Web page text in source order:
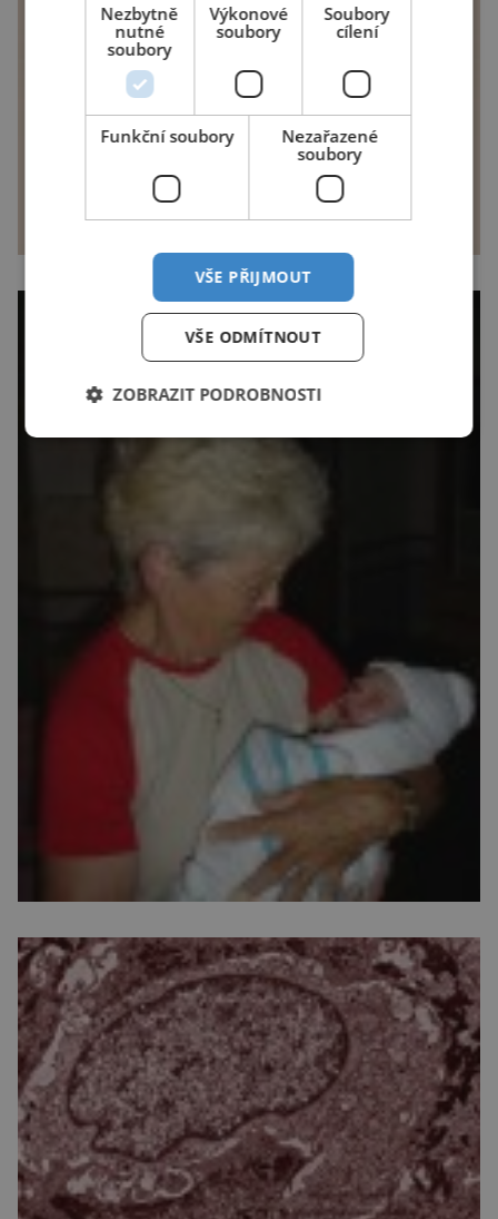
Nezbytně
nutné
soubory
Výkonové
soubory
Soubory
cílení
Funkční soubory
Nezařazené
soubory
VŠE PŘIJMOUT
VŠE ODMÍTNOUT
ZOBRAZIT PODROBNOSTI